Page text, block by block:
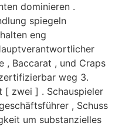
dominieren .
spiegeln
eng
, Baccarat , und Craps
weg 3.
[ zwei ] . Schauspieler
, Schuss
um substanzielles